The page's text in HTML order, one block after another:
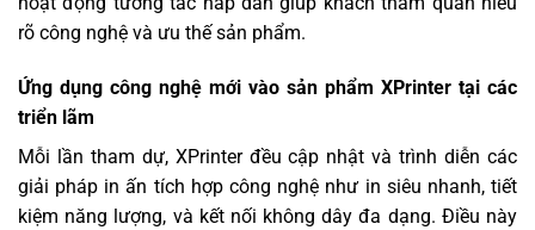
rõ công nghệ và ưu thế sản phẩm.
Ứng dụng công nghệ mới vào sản phẩm XPrinter tại các
triển lãm
Mỗi lần tham dự, XPrinter đều cập nhật và trình diễn các
giải pháp in ấn tích hợp công nghệ như in siêu nhanh, tiết
kiệm năng lượng, và kết nối không dây đa dạng. Điều này